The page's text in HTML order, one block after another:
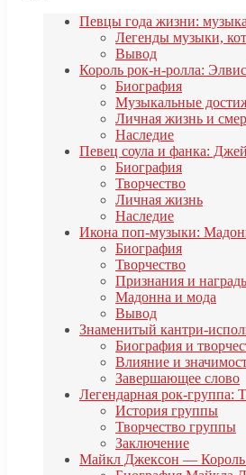
Певцы года жизни:
Легенды музыки,
Вывод
Король рок-н-ролла:
Биография
Музыкальные
Личная жизнь и
Наследие
Певец соула и фанка:
Биография
Творчество
Личная жизнь
Наследие
Икона поп-музыки:
Биография
Творчество
Признания и
Мадонна и мода
Вывод
Знаменитый кантри-
Биография и
Влияние и
Завершающее слово
Легендарная рок-группа:
История группы
Творчество группы
Заключение
Майкл Джексон —